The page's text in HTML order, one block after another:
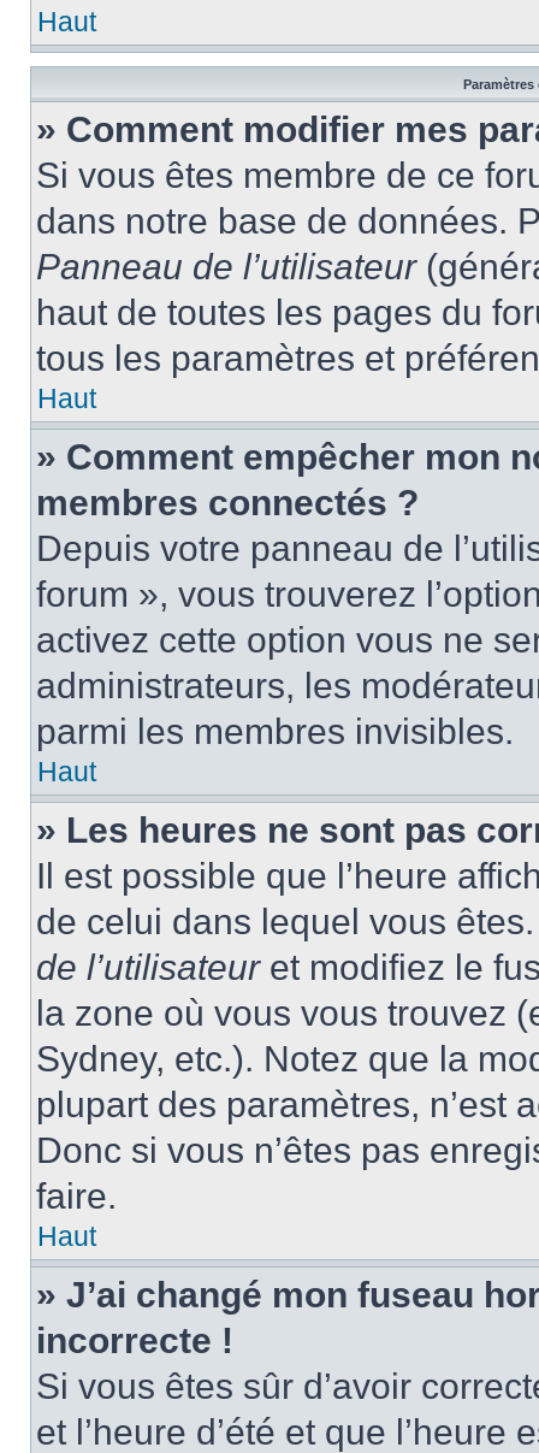
Haut
Paramètres
» Comment modifier mes
Si vous êtes membre de ce
dans notre base de données.
Panneau de l’utilisateur
haut de toutes les pages du
tous les paramètres et
Haut
» Comment empêcher mon
membres connectés ?
Depuis votre panneau de
forum », vous trouverez
activez cette option vous ne
administrateurs, les
parmi les membres invisibles.
Haut
» Les heures ne sont pas
Il est possible que l’heure
de celui dans lequel vous
de l’utilisateuret modifiez le
la zone où vous vous trouvez
Sydney, etc.). Notez que la
plupart des paramètres, n’est
Donc si vous n’êtes pas
faire.
Haut
» J’ai changé mon fuseau
incorrecte !
Si vous êtes sûr d’avoir
et l’heure d’été et que